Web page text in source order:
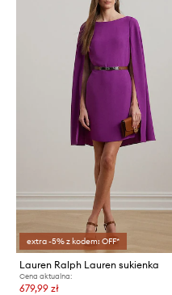
extra -5% z kodem: OFF*
Lauren Ralph Lauren sukienka
Cena aktualna:
679,99 zł